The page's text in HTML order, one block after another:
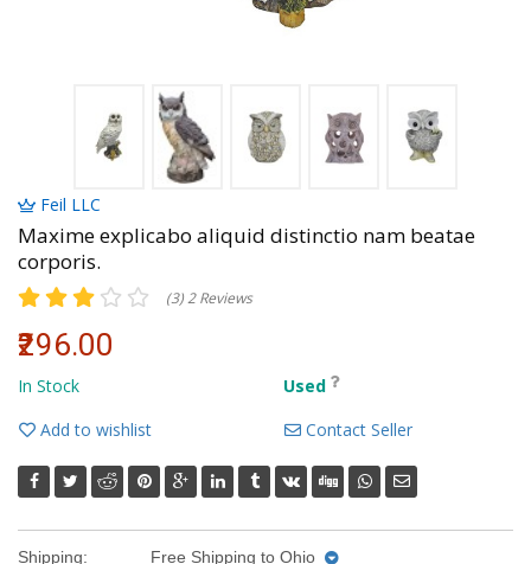
Feil LLC
Maxime explicabo aliquid distinctio nam beatae
corporis.
(3) 2 Reviews
₹296.00
In Stock
Used
Add to wishlist
Contact Seller
Shipping: Free Shipping to Ohio